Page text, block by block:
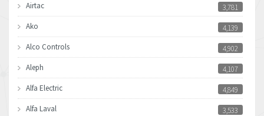
Airtac
3,781
Ako
4,139
Alco Controls
4,902
Aleph
4,107
Alfa Electric
4,849
Alfa Laval
3,533